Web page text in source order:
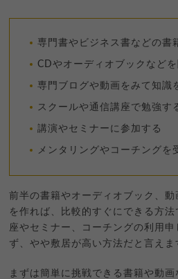
専門書やビジネス書などの書
CDやオーディオブックなどを
専門ブログや動画をみて知識
スクールや通信講座で勉強す
講演やセミナーに参加する
メンタリングやコーチングを
前半の書籍やオーディオブック、
を作れば、比較的すぐにできる方
座やセミナー、コーチングの利用申
ず、やや敷居が高い方法だと言えま
まずは簡単に挑戦できる書籍や動